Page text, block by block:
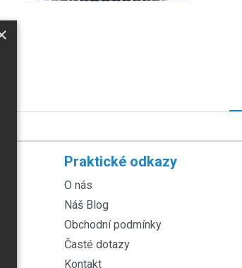
Praktické odkazy
O nás
Náš Blog
Obchodní podmínky
Časté dotazy
Kontakt